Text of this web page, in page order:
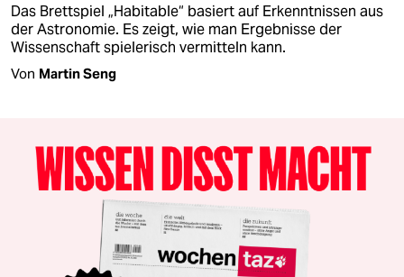
Das Brettspiel „Habitable“ basiert auf Erkenntnissen aus
der Astronomie. Es zeigt, wie man Ergebnisse der
Wissenschaft spielerisch vermitteln kann.
Von Martin Seng